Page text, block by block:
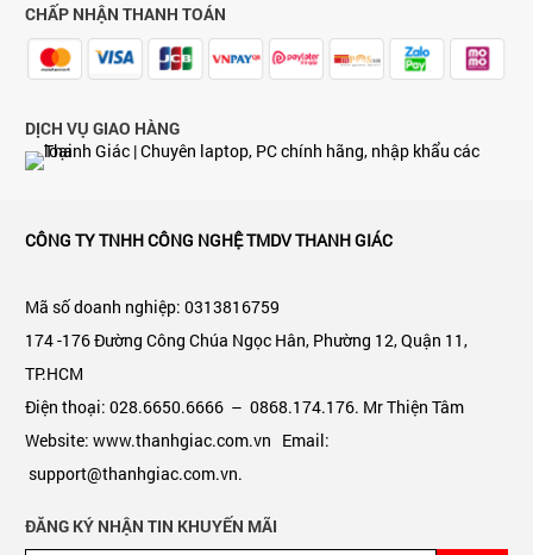
CHẤP NHẬN THANH TOÁN
DỊCH VỤ GIAO HÀNG
CÔNG TY TNHH CÔNG NGHỆ TMDV THANH GIÁC
Mã số doanh nghiệp: 0313816759
174 -176 Đường Công Chúa Ngọc Hân, Phường 12, Quận 11,
TP.HCM
Điện thoại: 028.6650.6666 – 0868.174.176. Mr Thiện Tâm
Website: www.thanhgiac.com.vn Email:
support@thanhgiac.com.vn.
ĐĂNG KÝ NHẬN TIN KHUYẾN MÃI